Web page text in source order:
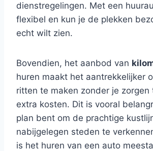
dienstregelingen. Met een
flexibel en kun je de plekken
echt wilt zien.
Bovendien, het aanbod van
huren maakt het aantrekkelijker
ritten te maken zonder je zorgen
extra kosten. Dit is vooral
plan bent om de prachtige
nabijgelegen steden te
is het huren van een auto